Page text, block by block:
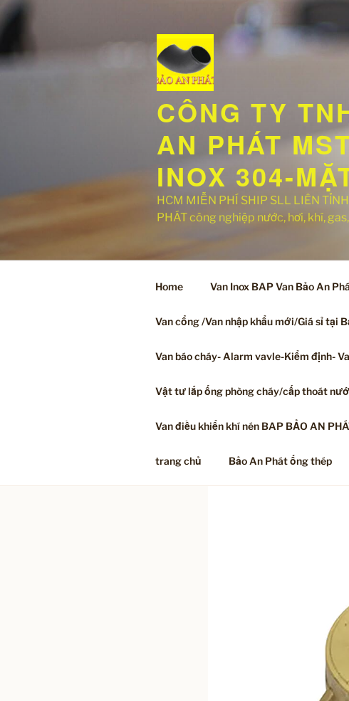
Chuyển
đến
nội
CÔNG TY
AN PHÁT
INOX 304-
HCM MIỄN PHÍ SHIP SLL LIÊN
PHÁT công nghiệp nước, hơi, khí,
Home Van Inox BAP Van Bảo An
Van cổng /Van nhập khẩu mới/Giá sỉ tại
Van báo cháy- Alarm vavle-Kiểm định-
Vật tư lắp ống phòng cháy/cấp thoát
Van điều khiển khí nén BAP BẢO AN
trang chủ Bảo An Phát ống thép